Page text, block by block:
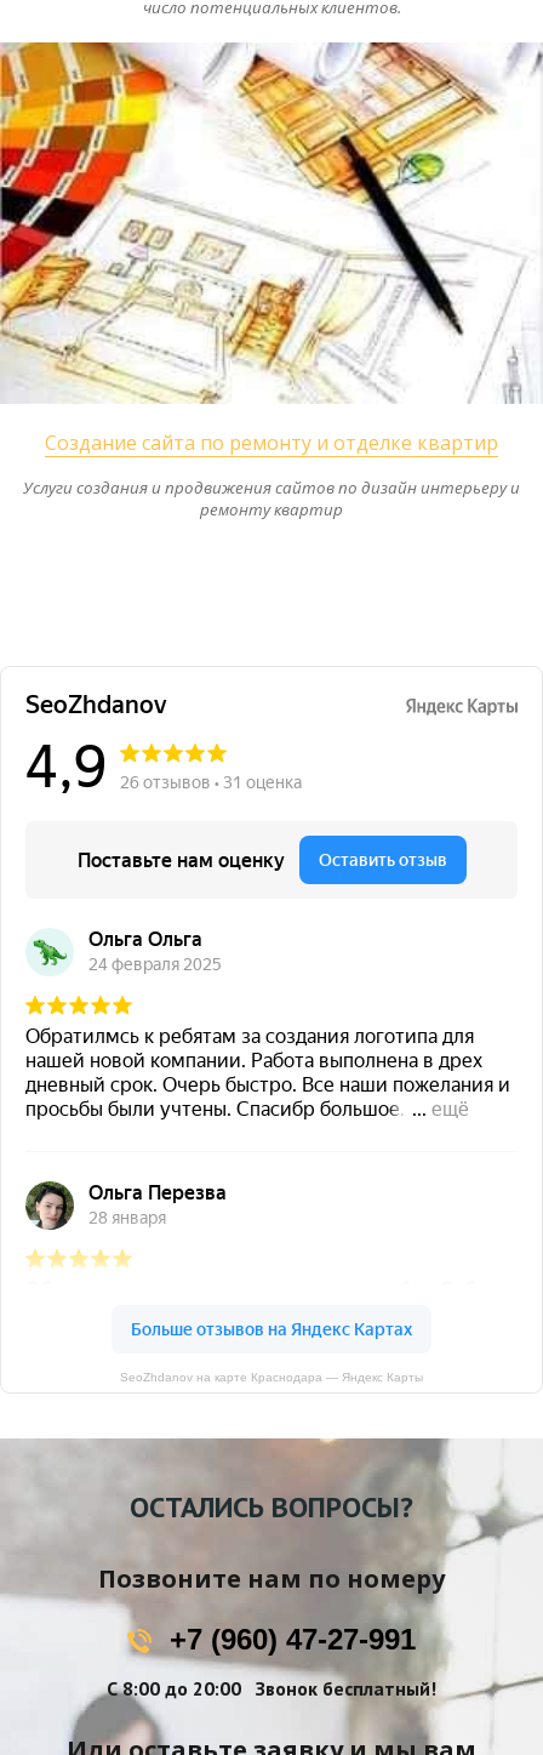
число потенциальных клиентов.
Создание сайта по ремонту и отделке квартир
Услуги создания и продвижения сайтов по дизайн интерьеру и
ремонту квартир
SeoZhdanov на карте Краснодара — Яндекс Карты
ОСТАЛИСЬ ВОПРОСЫ?
Позвоните нам по номеру
+7 (960) 47-27-991
С 8:00 до 20:00 Звонок бесплатный!